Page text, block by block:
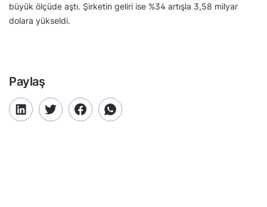
büyük ölçüde aştı. Şirketin geliri ise %34 artışla 3,58 milyar
dolara yükseldi.
Paylaş